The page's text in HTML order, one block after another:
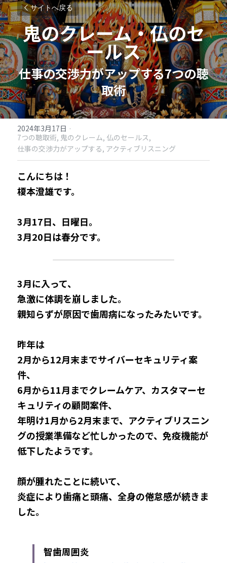
サイトへ戻る
鬼のクレーム・仏のセ
ールス
仕事の交渉力がアップする7つの聴
取術​
2024年3月17日 ·
7つの聴取術​, 鬼のクレーム, 仏のセールス,
仕事の交渉力がアップする, アクティブリスニング
こんにちは！
榎本澄雄です。
3月17日、日曜日。
3月20日は春分です。
3月に入って、
急激に体調を崩しました。
親知らずが原因で歯周病になったみたいです。
昨年は
2月から12月末までサイバーセキュリティ案
件、
6月から11月までクレームケア、カスタマーセ
キュリティの顧問案件、
年明け1月から2月末まで、 アクティブリスニン
グの授業準備など忙しかったので、免疫機能が
低下したようです。
顔が腫れたことに続いて、
炎症により歯痛と頭痛、全身の倦怠感が続きま
した。
智歯周囲炎